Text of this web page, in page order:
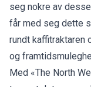
seg nokre av
får med seg dette
rundt kaffitraktaren
og
Med «The North